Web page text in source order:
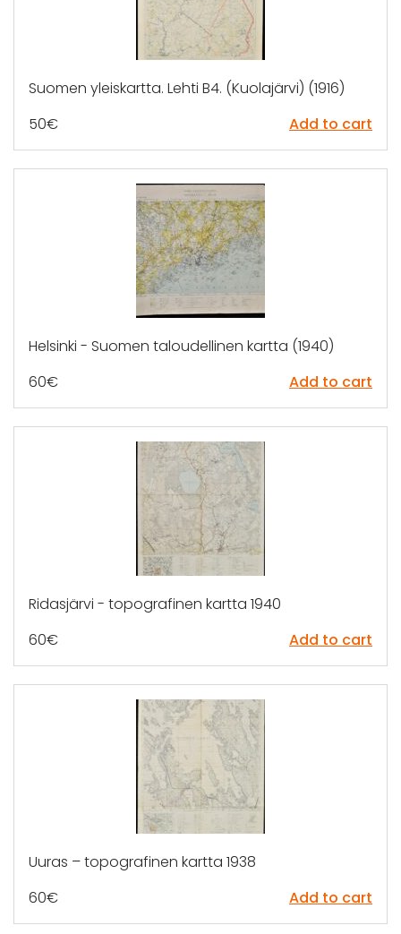
Suomen yleiskartta. Lehti B4. (Kuolajärvi) (1916)
50€ Add to cart
Helsinki - Suomen taloudellinen kartta (1940)
60€ Add to cart
Ridasjärvi - topografinen kartta 1940
60€ Add to cart
Uuras – topografinen kartta 1938
60€ Add to cart